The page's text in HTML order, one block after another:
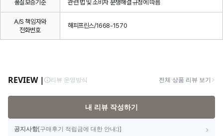
품질보증기준 관련 법 및 소비자 분쟁해결 규정에 따름
A/S 책임자와
전화번호
해피프린스/1668-1570